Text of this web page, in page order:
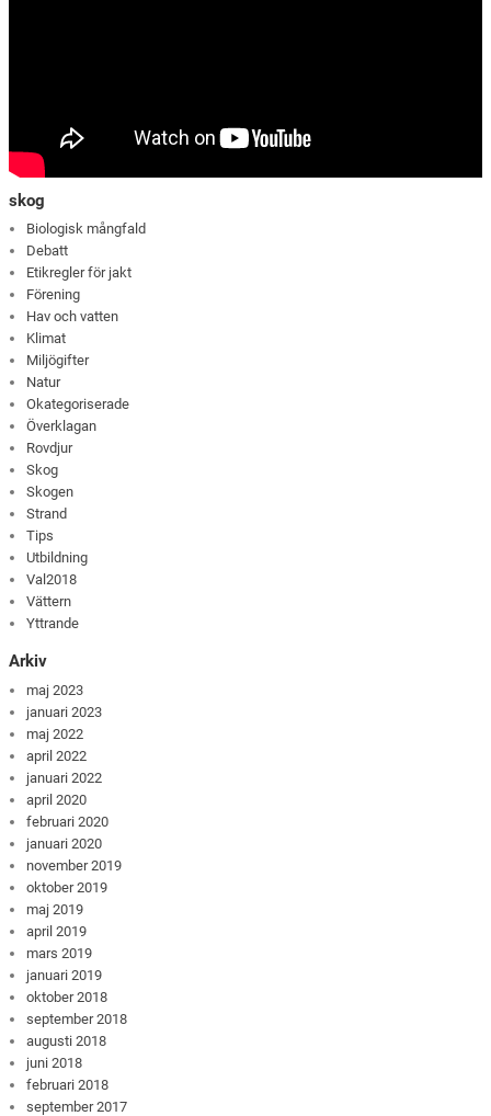
skog
Biologisk mångfald
Debatt
Etikregler för jakt
Förening
Hav och vatten
Klimat
Miljögifter
Natur
Okategoriserade
Överklagan
Rovdjur
Skog
Skogen
Strand
Tips
Utbildning
Val2018
Vättern
Yttrande
Arkiv
maj 2023
januari 2023
maj 2022
april 2022
januari 2022
april 2020
februari 2020
januari 2020
november 2019
oktober 2019
maj 2019
april 2019
mars 2019
januari 2019
oktober 2018
september 2018
augusti 2018
juni 2018
februari 2018
september 2017